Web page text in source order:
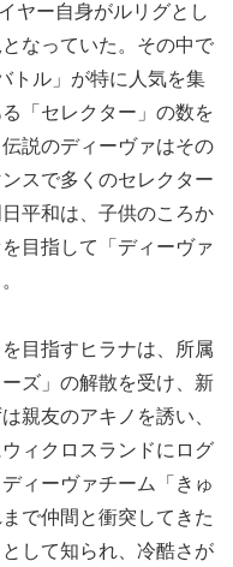
ヤー自身がルリグとし
なっていた。その中で
トル」が特に人気を集
「セレクター」の数を
説のディーヴァはその
スで多くのセレクター
平和は、子供のころか
目指して「ディーヴァ
目指すヒラナは、所属
ズ」の解散を受け、新
親友のアキノを誘い、
ィクロスランドにログ
ィーヴァチーム「きゅ
で仲間と衝突してきた
して知られ、冷酷さが